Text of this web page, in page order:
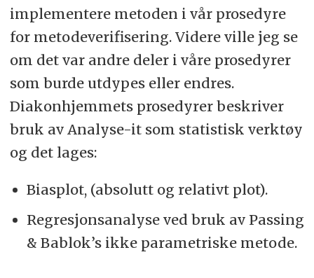
implementere metoden i vår prosedyre
for metodeverifisering. Videre ville jeg se
om det var andre deler i våre prosedyrer
som burde utdypes eller endres.
Diakonhjemmets prosedyrer beskriver
bruk av Analyse-it som statistisk verktøy
og det lages:
Biasplot, (absolutt og relativt plot).
Regresjonsanalyse ved bruk av Passing
& Bablok’s ikke parametriske metode.